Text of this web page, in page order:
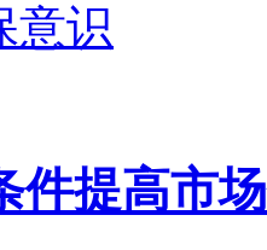
意识
件提高市